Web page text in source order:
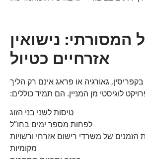
המסורתי: נישואין
אזרחיים כטיול
גאורגיה או פראג אינם רק הליך
לוגיסטי מן המניין. הם תמיד כוללים:
טיסות לשני בני הזוג
לפחות מספר ימים בחו”ל
של משרדי רישום אזרחי ורשויות
מקומיות